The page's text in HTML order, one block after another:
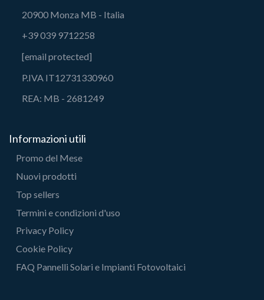
20900 Monza MB - Italia
+39 039 9712258
[email protected]
P.IVA IT12731330960
REA: MB - 2681249
Informazioni utili
Promo del Mese
Nuovi prodotti
Top sellers
Termini e condizioni d'uso
Privacy Policy
Cookie Policy
FAQ Pannelli Solari e Impianti Fotovoltaici